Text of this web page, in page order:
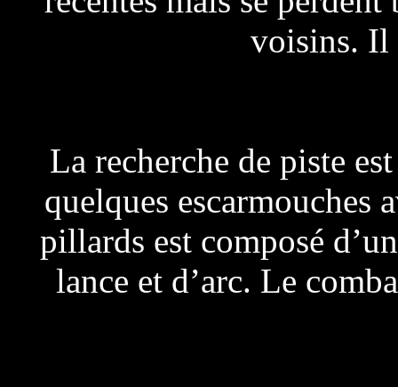
voisins. Il
La recherche de piste
quelques escarmouches
pillards est composé
lance et d’arc. Le